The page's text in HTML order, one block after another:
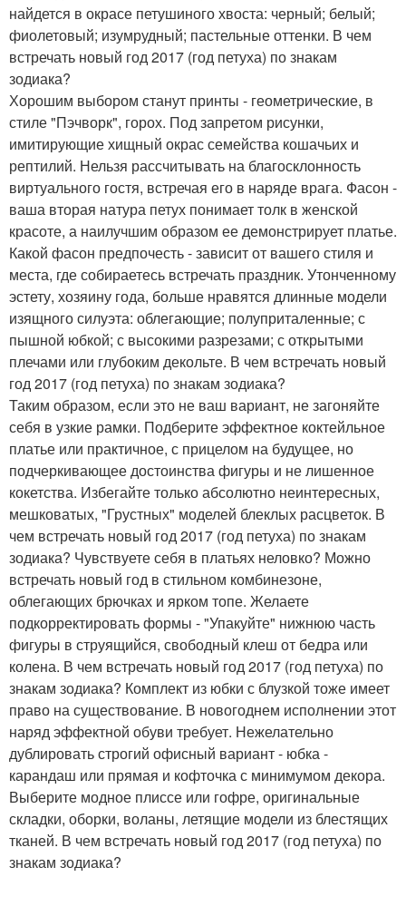
найдется в окрасе петушиного хвоста: черный; белый;
фиолетовый; изумрудный; пастельные оттенки. В чем
встречать новый год 2017 (год петуха) по знакам
зодиака?
Хорошим выбором станут принты - геометрические, в
стиле "Пэчворк", горох. Под запретом рисунки,
имитирующие хищный окрас семейства кошачьих и
рептилий. Нельзя рассчитывать на благосклонность
виртуального гостя, встречая его в наряде врага. Фасон -
ваша вторая натура петух понимает толк в женской
красоте, а наилучшим образом ее демонстрирует платье.
Какой фасон предпочесть - зависит от вашего стиля и
места, где собираетесь встречать праздник. Утонченному
эстету, хозяину года, больше нравятся длинные модели
изящного силуэта: облегающие; полуприталенные; с
пышной юбкой; с высокими разрезами; с открытыми
плечами или глубоким декольте. В чем встречать новый
год 2017 (год петуха) по знакам зодиака?
Таким образом, если это не ваш вариант, не загоняйте
себя в узкие рамки. Подберите эффектное коктейльное
платье или практичное, с прицелом на будущее, но
подчеркивающее достоинства фигуры и не лишенное
кокетства. Избегайте только абсолютно неинтересных,
мешковатых, "Грустных" моделей блеклых расцветок. В
чем встречать новый год 2017 (год петуха) по знакам
зодиака? Чувствуете себя в платьях неловко? Можно
встречать новый год в стильном комбинезоне,
облегающих брючках и ярком топе. Желаете
подкорректировать формы - "Упакуйте" нижнюю часть
фигуры в струящийся, свободный клеш от бедра или
колена. В чем встречать новый год 2017 (год петуха) по
знакам зодиака? Комплект из юбки с блузкой тоже имеет
право на существование. В новогоднем исполнении этот
наряд эффектной обуви требует. Нежелательно
дублировать строгий офисный вариант - юбка -
карандаш или прямая и кофточка с минимумом декора.
Выберите модное плиссе или гофре, оригинальные
складки, оборки, воланы, летящие модели из блестящих
тканей. В чем встречать новый год 2017 (год петуха) по
знакам зодиака?